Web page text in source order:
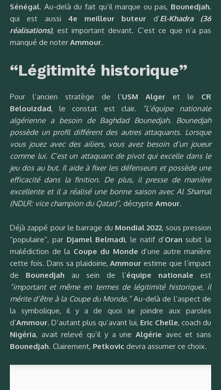
Sénégal. Au-delà du fait qu’il marque ou pas, Bounedjah,
qui est aussi 4e meilleur buteur d’El-Khadra (36
réalisations), est important devant. C’est ce que n’a pas
manqué de noter Ammour.
“Légitimité historique”
Pour l’ancien stratège de l’USM Alger et le CR
Belouizdad, le constat est clair.
“L’équipe nationale
algérienne a besoin de Baghdad Bounedjah. Bounedjah
possède un profil différent des autres attaquants. Lorsque
vous jouez avec des ailiers, vous avez besoin d’un joueur
comme lui. C’est un attaquant de pivot qui excelle dans le
jeu dos au but. Il aide à fixer les défenseurs et possède une
efficacité dans la finition. De plus, il presse de manière
excellente et il a réalisé une bonne saison avec Al Shamal
(NDLR: vice champion du Qatar)”, décrypte Amour.
Déjà zappé pour le barrage du Mondial 2022, sous pression
“populaire”, par Djamel Belmadi, le natif d’Oransubit la
malédiction de la Coupe du Monde d’une autre manière
cette fois. Dans sa plaidoirie,Ammour estime que l’impact
de Bounedjah au sein de l’équipe nationale est
“important et même en termes de légitimité historique, il
mérite d’être à la Coupe du Monde.”Au-delà de l’aspect de
la symbolique, il y a de quoi se joindre aux paroles
d’Ammour. D’autant plus qu’avant lui, Eric Chelle, coach du
Nigéria, avait relevé qu’il y a une Algérie avec et sans
Bounedjah. Clairement, Petkovic devra assumer ce choix.